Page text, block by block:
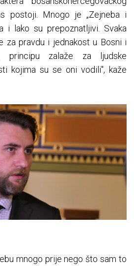
postoji. Mnogo je „Zejneba i
i lako su prepoznatljivi. Svaka
za pravdu i jednakost u Bosni i
principu zalaže za ljudske
kojima su se oni vodili", kaže
mnogo prije nego što sam to